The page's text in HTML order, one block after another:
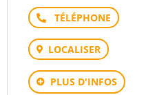
Téléphone
LOCALISER
PLUS D'INFOS